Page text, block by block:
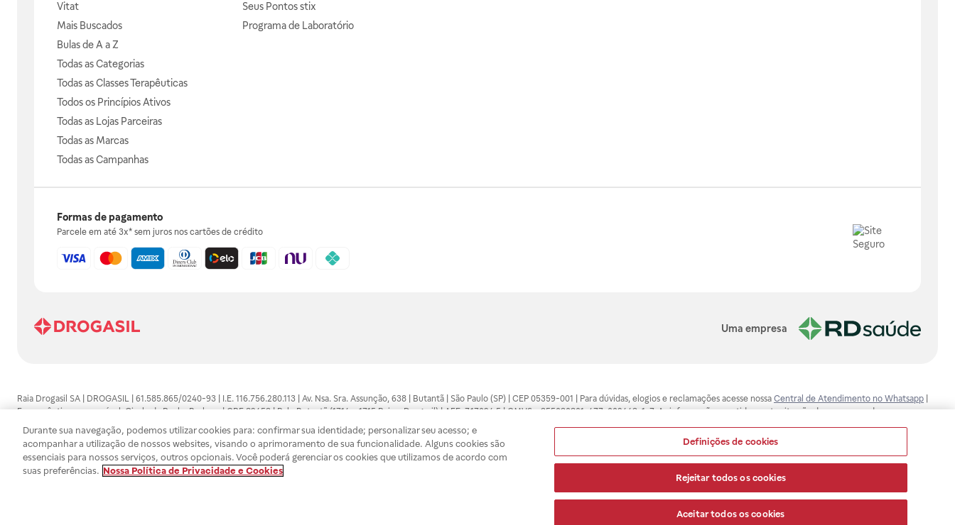
Vitat
Mais Buscados
Bulas de A a Z
Todas as Categorias
Todas as Classes Terapêuticas
Todos os Princípios Ativos
Todas as Lojas Parceiras
Todas as Marcas
Todas as Campanhas
Seus Pontos stix
Programa de Laboratório
Formas de pagamento
Parcele em até 3x* sem juros nos cartões de crédito
Uma empresa
Raia Drogasil SA | DROGASIL | 61.585.865/0240-93 | I.E. 116.756.280.113 | Av. Nsa. Sra. Assunção, 638 | Butantã | São Paulo (SP) | CEP 05359-001 | Para dúvidas, elogios e reclamações acesse nossa Central de Atendimento no Whatsapp
Farmacêutico responsável: Gisele da Penha Barbosa | CRF 89453 | Polo Butantã (1714 e 1715 Raia e Drogasil) | AFE: 7.17094.5 | CMVS - 355030801-477-002443-1-7. As informações contidas neste site não devem ser usadas para
automedicação e não substituem, em hipótese alguma, as orientações dadas pelo profissional da área médica. Somente o médico está apto a diagnosticar qualquer problema de saúde e prescrever o tratamento adequado. Ao
persistirem os sintomas, um médico deverá ser consultado. Os preços e promoções divulgados no site são válidos apenas para compras feitas pela internet. Maiores esclarecimentos, consultar o site: www.anvisa.gov.br. A Raia Drogasil
SA trabalha com as tecnologias mais avançadas de proteção de dados, para que você possa realizar suas compras com tranquilidade. A privacidade e a segurança dos clientes são compromissos da Raia Drogasil SA. Todos os pedidos
efetuados estão sujeitos à confirmação da disponibilidade de produto em nosso estoque.
Durante sua navegação, podemos utilizar cookies para: confirmar sua identidade; personalizar seu acesso; e
acompanhar a utilização de nossos websites, visando o aprimoramento de sua funcionalidade. Alguns cookies são
essenciais para nossos serviços, outros opcionais. Você poderá gerenciar os cookies que utilizamos de acordo com
suas preferências. Nossa Política de Privacidade e Cookies
Definições de cookies
Rejeitar todos os cookies
Aceitar todos os cookies